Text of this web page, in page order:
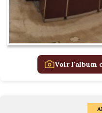
Voir l'album